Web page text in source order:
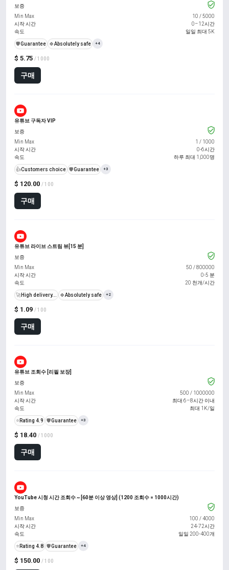
$ 5.75 / 1000
구매
보증
Min Max
10 /5000
시작 시간
0–12시간
속도
일일 최대 5K
️🛡️Guarantee 🍀Absolutely safe +4
유튜브 구독자 VIP
$ 120.00 / 100
구매
보증
Min Max
1 / 1000
시작 시간
0-6시간
속도
하루 최대 1,000명
👍Customers choice ️🛡️Guarantee +3
유튜브 라이브 스트림 뷰[15 분]
$ 1.09 / 100
구매
보증
Min Max
50 /800000
시작 시간
0-5 분
속도
20 천개/시간
🚀High delivery... 🍀Absolutely safe +2
유튜브 조회수 [리필 보장]
$ 18.40 / 1000
구매
보증
Min Max
500 / 1000000
시작 시간
최대 6–8시간 이내
속도
최대 1K/일
⭐ Rating 4.9 ️🛡️Guarantee +3
YouTube 시청 시간 조회수 ~ [60분 이상 영상] (1200 조회수 = 1000시간)
$ 150.00 / 100
보증
Min Max
100 /4000
시작 시간
24-72시간
속도
일일 200-400개
⭐ Rating 4.8 ️🛡️Guarantee +4